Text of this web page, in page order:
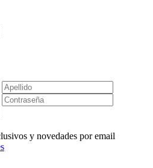
y novedades por email